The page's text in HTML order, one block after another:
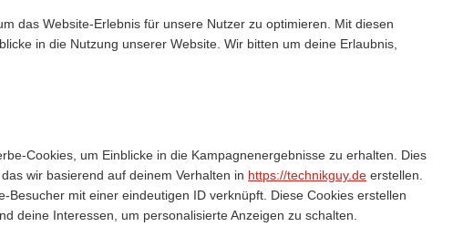
das Website-Erlebnis für unsere Nutzer zu optimieren. Mit diesen
in die Nutzung unserer Website. Wir bitten um deine Erlaubnis,
Cookies, um Einblicke in die Kampagnenergebnisse zu erhalten. Dies
wir basierend auf deinem Verhalten in https://technikguy.de erstellen.
Besucher mit einer eindeutigen ID verknüpft. Diese Cookies erstellen
deine Interessen, um personalisierte Anzeigen zu schalten.